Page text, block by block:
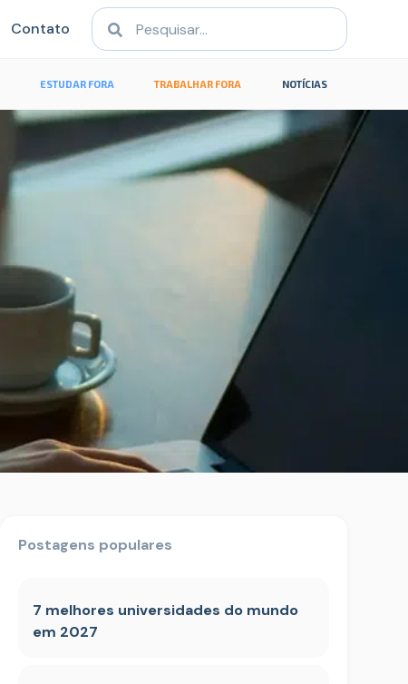
Contato
ESTUDAR FORA TRABALHAR FORA NOTÍCIAS
Postagens populares
7 melhores universidades do mundo
em 2027